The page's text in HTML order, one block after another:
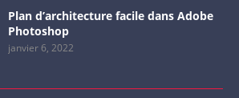
Plan d’architecture facile dans Adobe
Photoshop
janvier 6, 2022